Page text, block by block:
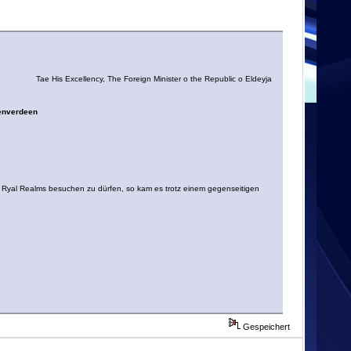
Tae His Excellency, The Foreign Minister o the Republic o Eldeyja
Realms besuchen zu dürfen, so kam es trotz einem gegenseitigen
Gespeichert